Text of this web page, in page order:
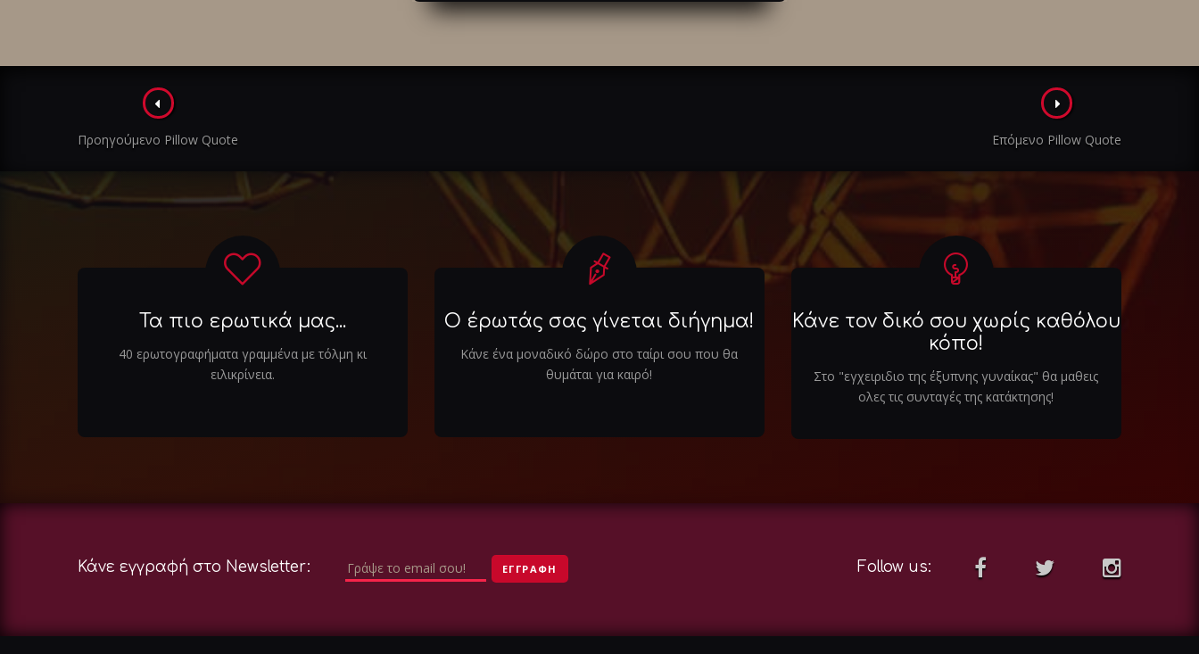
Πλοήγηση
στα
άρθρα
Προηγούμενο Pillow Quote Επόμενο Pillow Quote
Τα πιο ερωτικά μας...
40 ερωτογραφήματα γραμμένα με τόλμη κι
ειλικρίνεια.
Ο έρωτάς σας γίνεται διήγημα!
Κάνε ένα μοναδικό δώρο στο ταίρι σου που θα
θυμάται για καιρό!
Κάνε τον δικό σου χωρίς καθόλου
κόπο!
Στο "εγχειριδιο της έξυπνης γυναίκας" θα μαθεις
ολες τις συνταγές της κατάκτησης!
Κάνε εγγραφή στο Newsletter: Follow us: